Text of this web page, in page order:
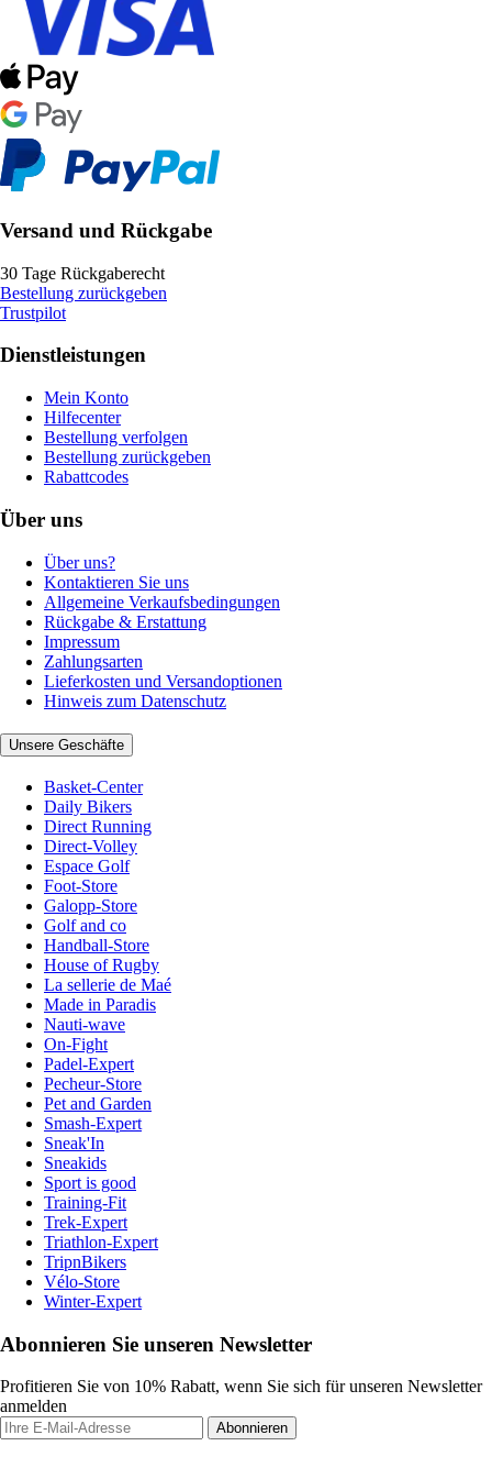
Versand und Rückgabe
30 Tage Rückgaberecht
Bestellung zurückgeben
Trustpilot
Dienstleistungen
Mein Konto
Hilfecenter
Bestellung verfolgen
Bestellung zurückgeben
Rabattcodes
Über uns
Über uns?
Kontaktieren Sie uns
Allgemeine Verkaufsbedingungen
Rückgabe & Erstattung
Impressum
Zahlungsarten
Lieferkosten und Versandoptionen
Hinweis zum Datenschutz
Unsere Geschäfte
Basket-Center
Daily Bikers
Direct Running
Direct-Volley
Espace Golf
Foot-Store
Galopp-Store
Golf and co
Handball-Store
House of Rugby
La sellerie de Maé
Made in Paradis
Nauti-wave
On-Fight
Padel-Expert
Pecheur-Store
Pet and Garden
Smash-Expert
Sneak'In
Sneakids
Sport is good
Training-Fit
Trek-Expert
Triathlon-Expert
TripnBikers
Vélo-Store
Winter-Expert
Abonnieren Sie unseren Newsletter
Profitieren Sie von 10% Rabatt, wenn Sie sich für unseren Newsletter
anmelden
Abonnieren